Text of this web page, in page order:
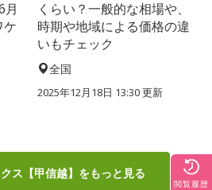
月
ケ
くらい？一般的な相場や、
時期や地域による価格の違
いもチェック
全国
2025年12月18日 13:30 更新
ス【甲信越】をもっと見る
閲覧履歴